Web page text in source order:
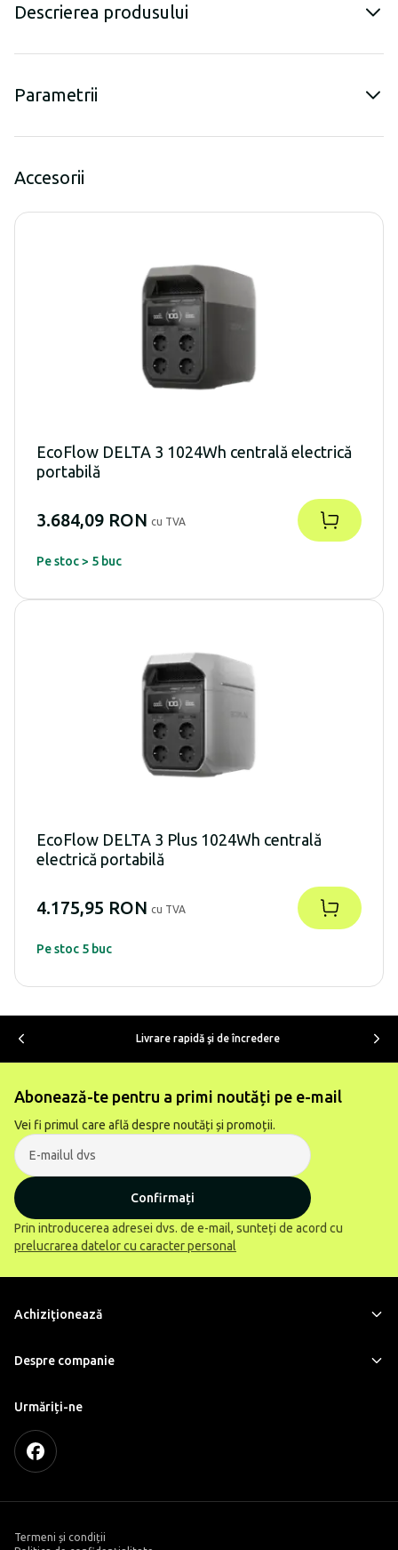
Descrierea produsului
Parametrii
Accesorii
EcoFlow DELTA 3 1024Wh centrală electrică
portabilă
3.684,09 RON cu TVA
Pe stoc > 5 buc
EcoFlow DELTA 3 Plus 1024Wh centrală
electrică portabilă
4.175,95 RON cu TVA
Pe stoc 5 buc
Livrare rapidă şi de încredere
Abonează-te pentru a primi noutăți pe e-mail
Vei fi primul care află despre noutăți și promoții.
Confirmați
Prin introducerea adresei dvs. de e-mail, sunteți de acord cu
prelucrarea datelor cu caracter personal
Achiziţionează
Despre companie
Urmăriți-ne
Termeni și condiții